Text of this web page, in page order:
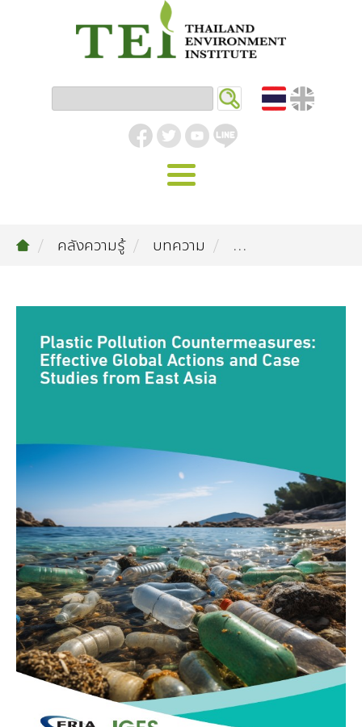
รู้จัก ม.ส.ท.
คณะกรรมการมูลนิธิ
เจ้าหน้าที่
วิถีเรา
สโลแกน
รายงานประจำปี | รายงานงบการเงิน
สำนักงานสีเขียว
รางวัลและเกียรติประวัติ
กองทุน
อุตสาหกรรมยั่งยืน
สิ่งแวดล้อมเมืองและชุมชน
ขยะพลาสติก
ฝุ่น PM2.5
ฉลากสิ่งแวดล้อม
บริการที่เป็นมิตรกับสิ่งแวดล้อม
ที่ปรึกษาคาร์บอนฟุตพริ้นท์
จัดซื้อจัดจ้างที่เป็นมิตรกับสิ่งแวดล้อม
ทรัพยากรทางบก
ทรัพยากรทางทะเลและชายฝั่ง
ความหลากหลายทางชีวภาพ
การเปลี่ยนแปลงสภาพภูมิอากาศ
การลดก๊าซเรือนกระจก
การปรับตัว
การพัฒนาบุคลากรด้านสิ่งแวดล้อม
งานฝึกอบรม
สิ่งแวดล้อมศึกษา
นโยบาย แผน เครือข่ายสิ่งแวดล้อม
นโยบายและแผนสิ่งแวดล้อม
TBCSD
บทความ
เอกสารเผยแพร่
สิ่งพิมพ์จำหน่าย
กิจกรรมข่าวสาร
ฝึกงาน
คลังความรู้ บทความ ...